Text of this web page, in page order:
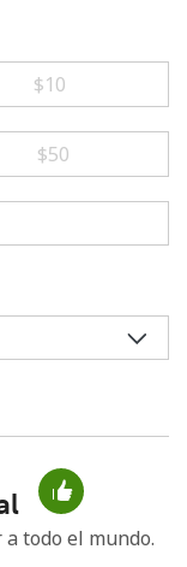
una contraseña
⁦$10⁩
⁦$50⁩
todo el mundo.